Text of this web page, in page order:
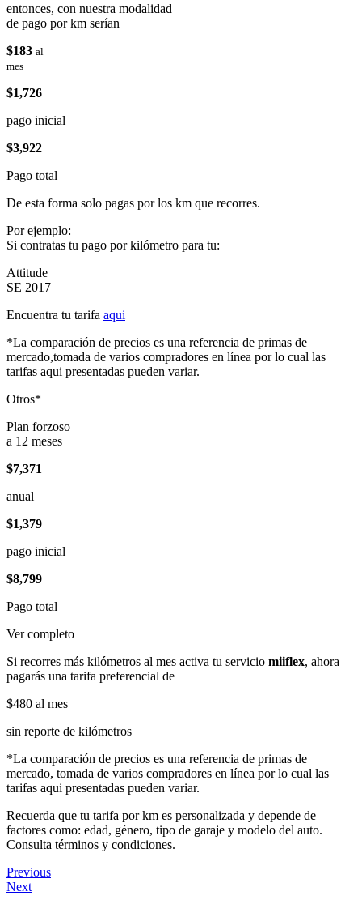
entonces, con nuestra modalidad
de pago por km serían
$183 al
mes
$1,726
pago inicial
$3,922
Pago total
De esta forma solo pagas por los km que recorres.
Por ejemplo:
Si contratas tu pago por kilómetro para tu:
Attitude
SE 2017
Encuentra tu tarifa aqui
*La comparación de precios es una referencia de primas de
mercado,tomada de varios compradores en línea por lo cual las
tarifas aqui presentadas pueden variar.
Otros*
Plan forzoso
a 12 meses
$7,371
anual
$1,379
pago inicial
$8,799
Pago total
Ver completo
Si recorres más kilómetros al mes activa tu servicio miiflex, ahora
pagarás una tarifa preferencial de
$480 al mes
sin reporte de kilómetros
*La comparación de precios es una referencia de primas de
mercado, tomada de varios compradores en línea por lo cual las
tarifas aqui presentadas pueden variar.
Recuerda que tu tarifa por km es personalizada y depende de
factores como: edad, género, tipo de garaje y modelo del auto.
Consulta términos y condiciones.
Previous
Next